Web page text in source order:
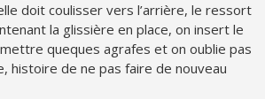
doit coulisser vers l’arrière, le ressort
la glissière en place, on insert le
queques agrafes et on oublie pas
histoire de ne pas faire de nouveau